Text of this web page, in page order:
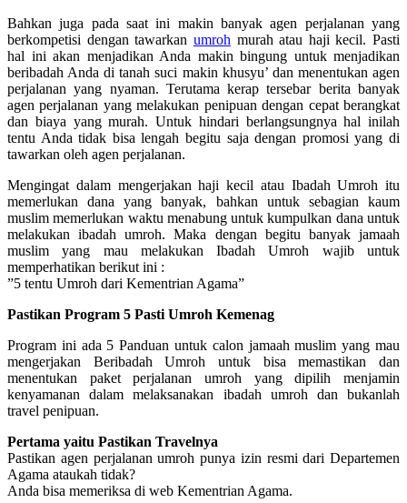
Bahkan juga pada saat ini makin banyak agen perjalanan yang
berkompetisi dengan tawarkan umroh murah atau haji kecil. Pasti
hal ini akan menjadikan Anda makin bingung untuk menjadikan
beribadah Anda di tanah suci makin khusyu’ dan menentukan agen
perjalanan yang nyaman. Terutama kerap tersebar berita banyak
agen perjalanan yang melakukan penipuan dengan cepat berangkat
dan biaya yang murah. Untuk hindari berlangsungnya hal inilah
tentu Anda tidak bisa lengah begitu saja dengan promosi yang di
tawarkan oleh agen perjalanan.
Mengingat dalam mengerjakan haji kecil atau Ibadah Umroh itu
memerlukan dana yang banyak, bahkan untuk sebagian kaum
muslim memerlukan waktu menabung untuk kumpulkan dana untuk
melakukan ibadah umroh. Maka dengan begitu banyak jamaah
muslim yang mau melakukan Ibadah Umroh wajib untuk
memperhatikan berikut ini :
”5 tentu Umroh dari Kementrian Agama”
Pastikan Program 5 Pasti Umroh Kemenag
Program ini ada 5 Panduan untuk calon jamaah muslim yang mau
mengerjakan Beribadah Umroh untuk bisa memastikan dan
menentukan paket perjalanan umroh yang dipilih menjamin
kenyamanan dalam melaksanakan ibadah umroh dan bukanlah
travel penipuan.
Pertama yaitu Pastikan Travelnya
Pastikan agen perjalanan umroh punya izin resmi dari Departemen
Agama ataukah tidak?
Anda bisa memeriksa di web Kementrian Agama.